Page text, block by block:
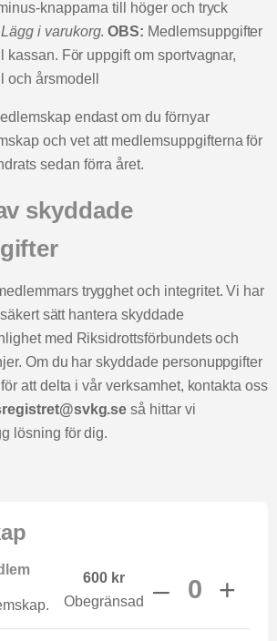
knapparna till höger och tryck
Lägg i varukorg.OBS: Medlemsuppgifter
kassan. För uppgift om sportvagnar,
och årsmodell
endast om du förnyar
och vet att medlemsuppgifterna för
sedan förra året.
skyddade
trygghet och integritet. Vi har
sätt hantera skyddade
med Riksidrottsförbundets och
Om du har skyddade personuppgifter
att delta i vår verksamhet, kontakta oss
så hittar vi
lösning för dig.
600 kr
Obegränsad
– +